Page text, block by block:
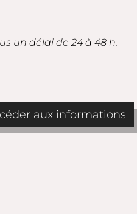
un délai de 24 à 48 h.
aux informations